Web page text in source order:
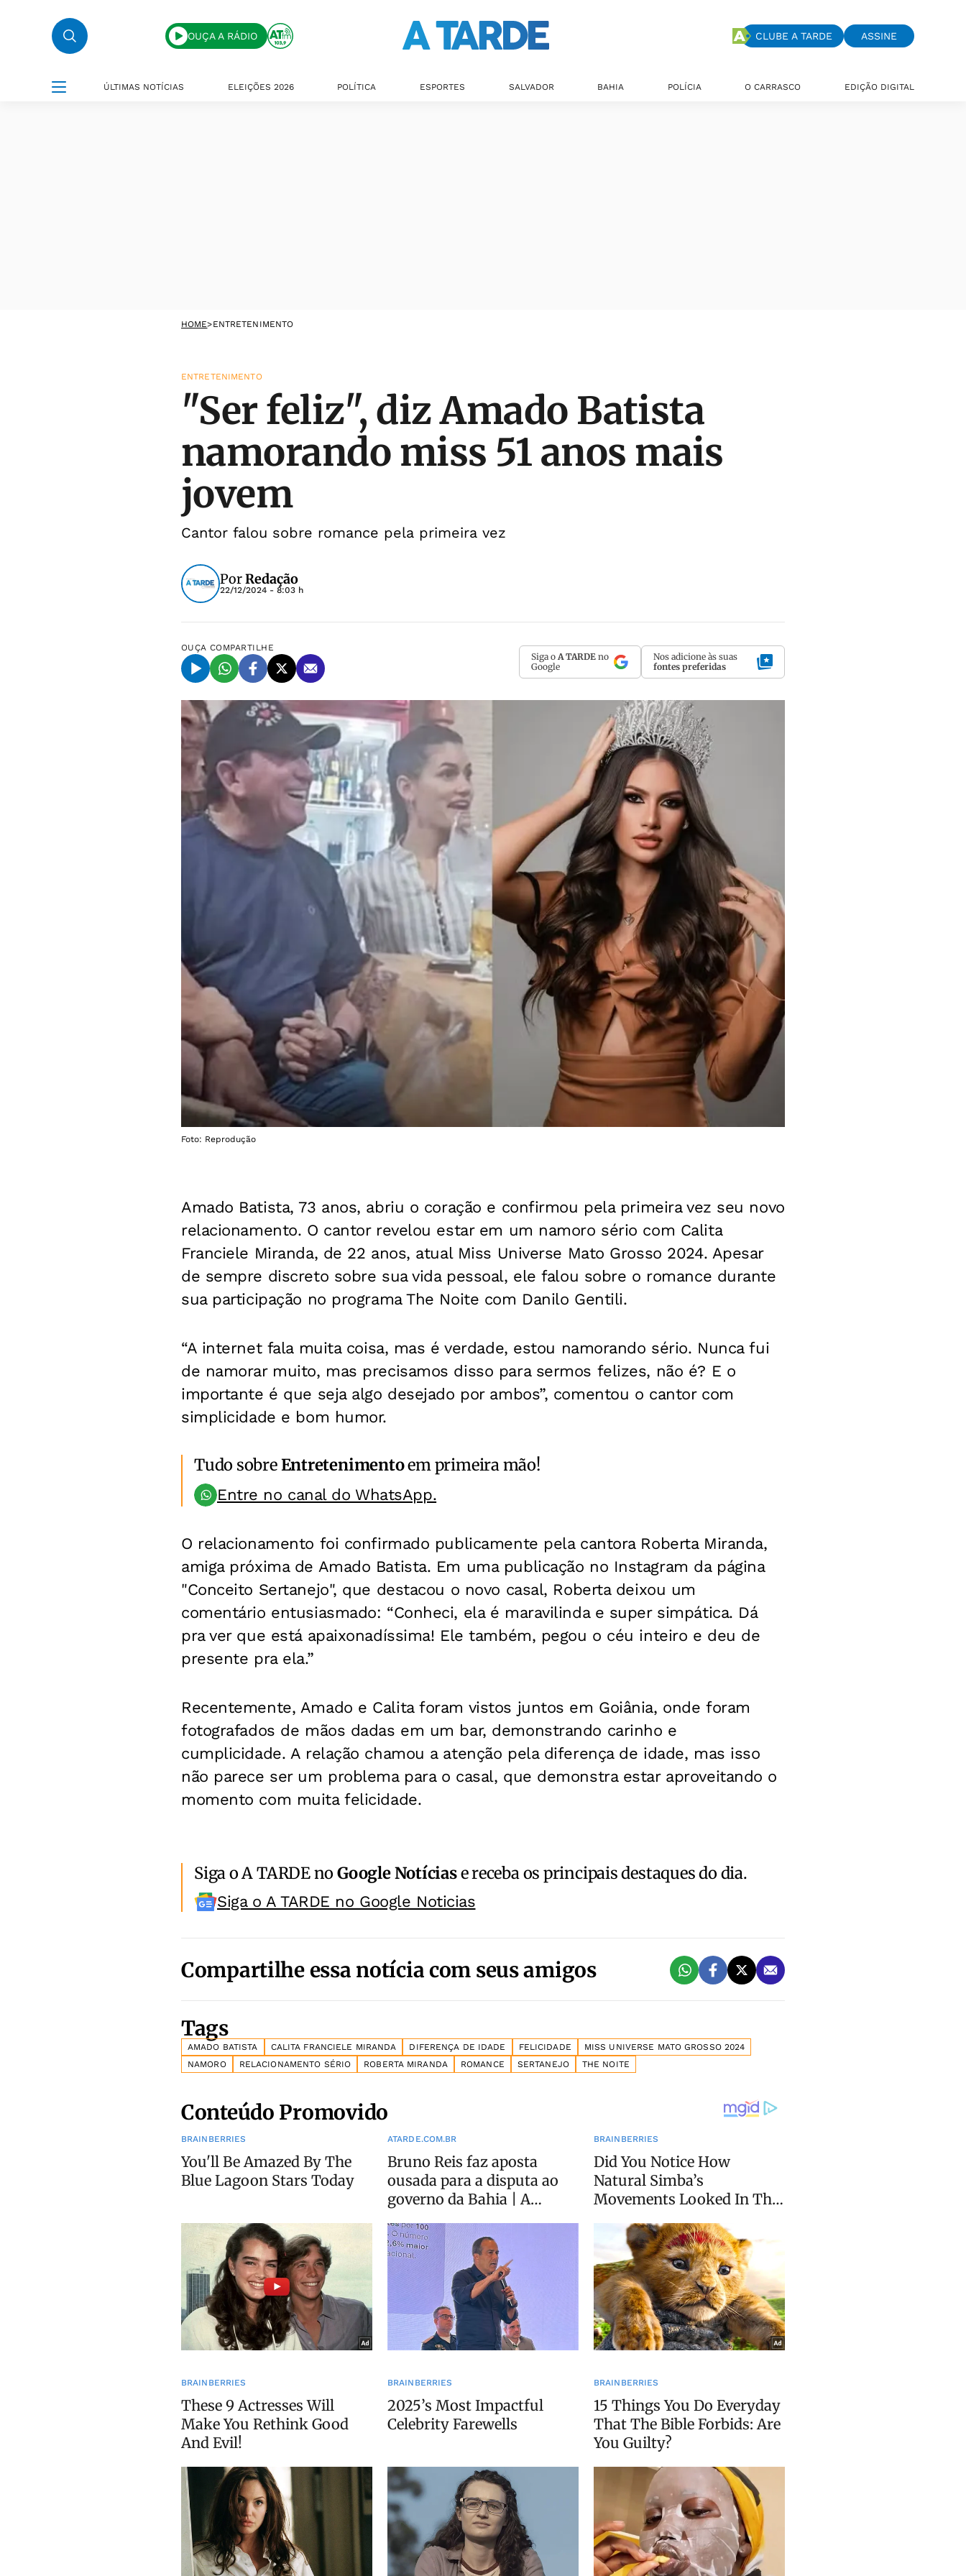
OUÇA A RÁDIO CLUBE A TARDE ASSINE
ÚLTIMAS NOTÍCIAS ELEIÇÕES 2026 POLÍTICA ESPORTES SALVADOR BAHIA POLÍCIA O CARRASCO EDIÇÃO DIGITAL
HOME>ENTRETENIMENTO
ENTRETENIMENTO
"Ser feliz", diz Amado Batista
namorando miss 51 anos mais
jovem
Cantor falou sobre romance pela primeira vez
PorRedação
22/12/2024 - 8:03 h
OUÇA COMPARTILHE
Siga o A TARDE no
Google
Nos adicione às suas
fontes preferidas
Foto: Reprodução
Amado Batista, 73 anos, abriu o coração e confirmou pela primeira vez seu novo
relacionamento. O cantor revelou estar em um namoro sério com Calita
Franciele Miranda, de 22 anos, atual Miss Universe Mato Grosso 2024. Apesar
de sempre discreto sobre sua vida pessoal, ele falou sobre o romance durante
sua participação no programa The Noite com Danilo Gentili.
“A internet fala muita coisa, mas é verdade, estou namorando sério. Nunca fui
de namorar muito, mas precisamos disso para sermos felizes, não é? E o
importante é que seja algo desejado por ambos”, comentou o cantor com
simplicidade e bom humor.
Tudo sobreEntretenimentoem primeira mão!
Entre no canal do WhatsApp.
O relacionamento foi confirmado publicamente pela cantora Roberta Miranda,
amiga próxima de Amado Batista. Em uma publicação no Instagram da página
"Conceito Sertanejo", que destacou o novo casal, Roberta deixou um
comentário entusiasmado: “Conheci, ela é maravilinda e super simpática. Dá
pra ver que está apaixonadíssima! Ele também, pegou o céu inteiro e deu de
presente pra ela.”
Recentemente, Amado e Calita foram vistos juntos em Goiânia, onde foram
fotografados de mãos dadas em um bar, demonstrando carinho e
cumplicidade. A relação chamou a atenção pela diferença de idade, mas isso
não parece ser um problema para o casal, que demonstra estar aproveitando o
momento com muita felicidade.
Siga o A TARDE noGoogle Notíciase receba os principais destaques do dia.
Siga o A TARDE no Google Noticias
Compartilhe essa notícia com seus amigos
Tags
AMADO BATISTA CALITA FRANCIELE MIRANDA DIFERENÇA DE IDADE FELICIDADE
MISS UNIVERSE MATO GROSSO 2024
NAMORO
RELACIONAMENTO SÉRIO ROBERTA MIRANDA ROMANCE SERTANEJO THE NOITE